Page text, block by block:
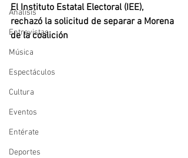
Analisis
Entrevistas
Música
Espectáculos
Cultura
Eventos
Entérate
Deportes
El Instituto Estatal Electoral (IEE),
rechazó la solicitud de separar a Morena
de la coalición